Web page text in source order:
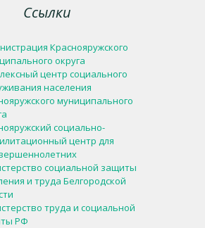
Ссылки
Краснояружского
округа
центр социального
населения
муниципального
социально-
центр для
социальной защиты
и труда Белгородской
труда и социальной
РФ